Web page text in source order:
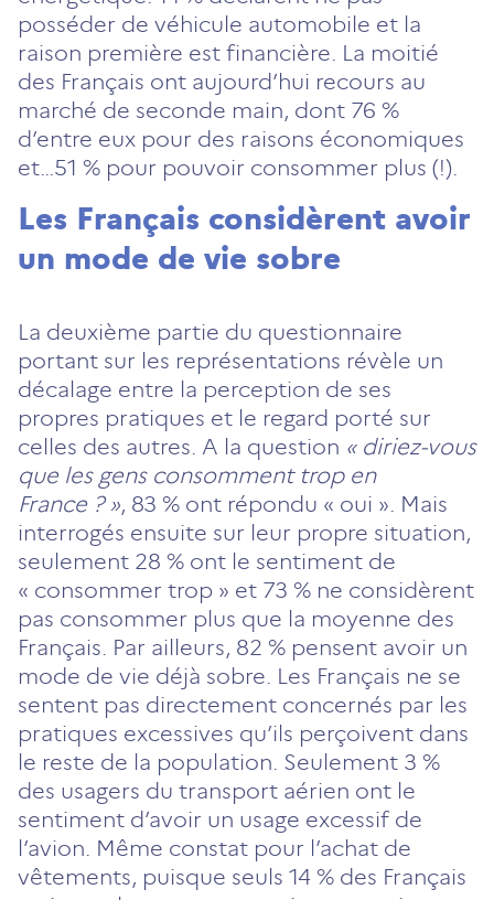
posséder de véhicule automobile et la
raison première est financière. La moitié
des Français ont aujourd’hui recours au
marché de seconde main, dont 76 %
d’entre eux pour des raisons économiques
et…51 % pour pouvoir consommer plus (!).
Les Français considèrent avoir
un mode de vie sobre
La deuxième partie du questionnaire
portant sur les représentations révèle un
décalage entre la perception de ses
propres pratiques et le regard porté sur
celles des autres. A la question « diriez-vous
que les gens consomment trop en
France ? », 83 % ont répondu « oui ». Mais
interrogés ensuite sur leur propre situation,
seulement 28 % ont le sentiment de
« consommer trop » et 73 % ne considèrent
pas consommer plus que la moyenne des
Français. Par ailleurs, 82 % pensent avoir un
mode de vie déjà sobre. Les Français ne se
sentent pas directement concernés par les
pratiques excessives qu’ils perçoivent dans
le reste de la population. Seulement 3 %
des usagers du transport aérien ont le
sentiment d’avoir un usage excessif de
l’avion. Même constat pour l’achat de
vêtements, puisque seuls 14 % des Français